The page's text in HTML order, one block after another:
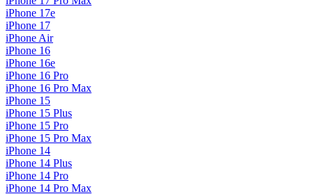
iPhone 17e
iPhone 17
iPhone Air
iPhone 16
iPhone 16e
iPhone 16 Pro
iPhone 16 Pro Max
iPhone 15
iPhone 15 Plus
iPhone 15 Pro
iPhone 15 Pro Max
iPhone 14
iPhone 14 Plus
iPhone 14 Pro
iPhone 14 Pro Max